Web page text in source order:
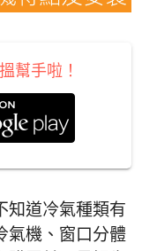
幫手啦！
知道冷氣種類有
氣機、窗口分體